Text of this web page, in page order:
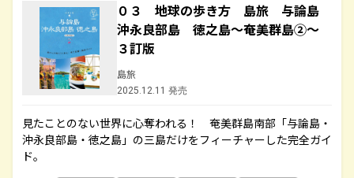
０３ 地球の歩き方 島旅 与論島
沖永良部島 徳之島～奄美群島②～
３訂版
島旅
2025.12.11 発売
見たことのない世界に心奪われる！ 奄美群島南部「与論島・
沖永良部島・徳之島」の三島だけをフィーチャーした完全ガイ
ド。